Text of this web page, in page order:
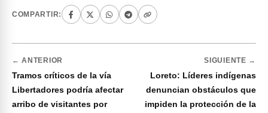
COMPARTIR:
← ANTERIOR
Tramos críticos de la vía
Libertadores podría afectar
arribo de visitantes por
SIGUIENTE →
Loreto: Líderes indígenas
denuncian obstáculos que
impiden la protección de la